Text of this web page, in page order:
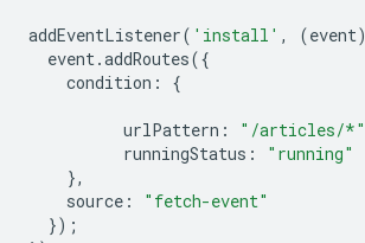
addEventListener( 'install' , (event)
event.addRoutes({
condition : {
urlPattern : "/articles/*"
runningStatus :
"running"
},
source :
"fetch-event"
});